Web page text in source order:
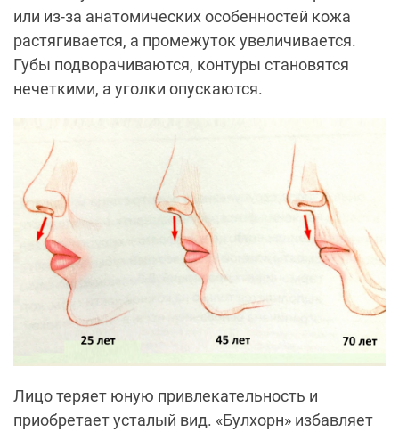
или из-за анатомических особенностей кожа
растягивается, а промежуток увеличивается.
Губы подворачиваются, контуры становятся
нечеткими, а уголки опускаются.
Лицо теряет юную привлекательность и
приобретает усталый вид. «Булхорн» избавляет